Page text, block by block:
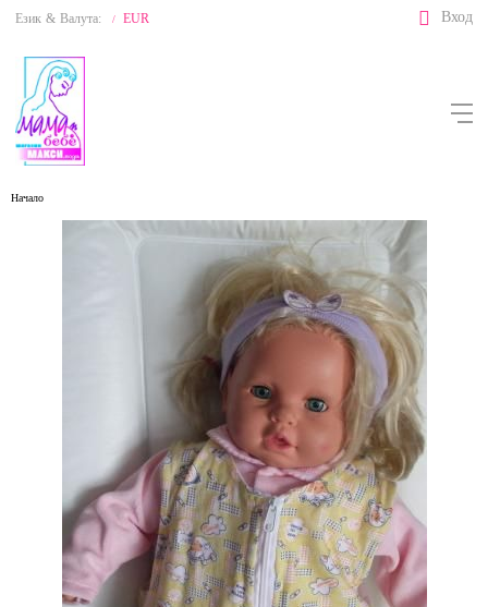
Език & Валута: / EUR Вход
Начало